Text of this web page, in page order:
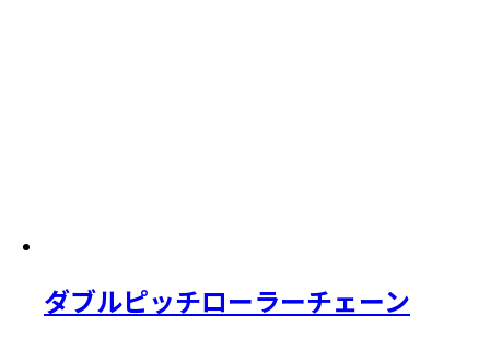
ダブルピッチローラーチェーン